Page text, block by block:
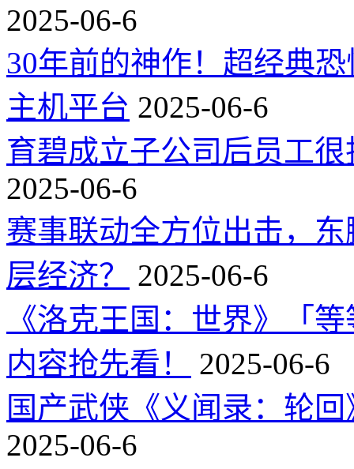
2025-06-6
30年前的神作！超经典
主机平台 2025-06-6
育碧成立子公司后员工
2025-06-6
赛事联动全方位出击，
层经济？
2025-06-6
《洛克王国：世界》「
内容抢先看！
2025-06-6
国产武侠《义闻录：轮
2025-06-6